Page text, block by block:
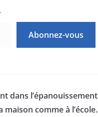
Abonnez-vous
dans l’épanouissement
maison comme à l’école.